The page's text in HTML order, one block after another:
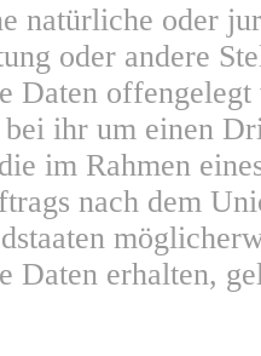
natürliche oder
oder andere
Daten
ihr um einen
im Rahmen
nach dem
Daten erhalten,